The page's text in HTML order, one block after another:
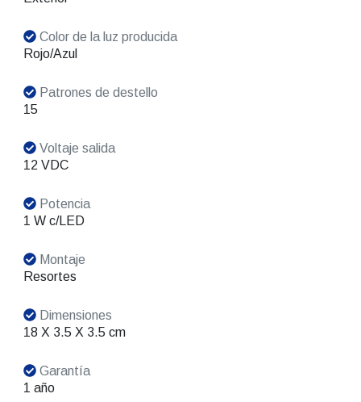
Color de la luz producida
Rojo/Azul
Patrones de destello
15
Voltaje salida
12 VDC
Potencia
1 W c/LED
Montaje
Resortes
Dimensiones
18 X 3.5 X 3.5 cm
Garantía
1 año